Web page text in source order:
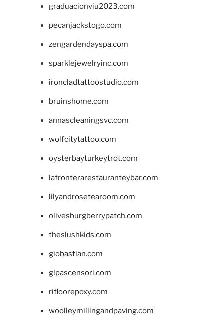
graduacionviu2023.com
pecanjackstogo.com
zengardendayspa.com
sparklejewelryinc.com
ironcladtattoostudio.com
bruinshome.com
annascleaningsvc.com
wolfcitytattoo.com
oysterbayturkeytrot.com
lafronterarestauranteybar.com
lilyandrosetearoom.com
olivesburgberrypatch.com
theslushkids.com
giobastian.com
glpascensori.com
rifloorepoxy.com
woolleymillingandpaving.com